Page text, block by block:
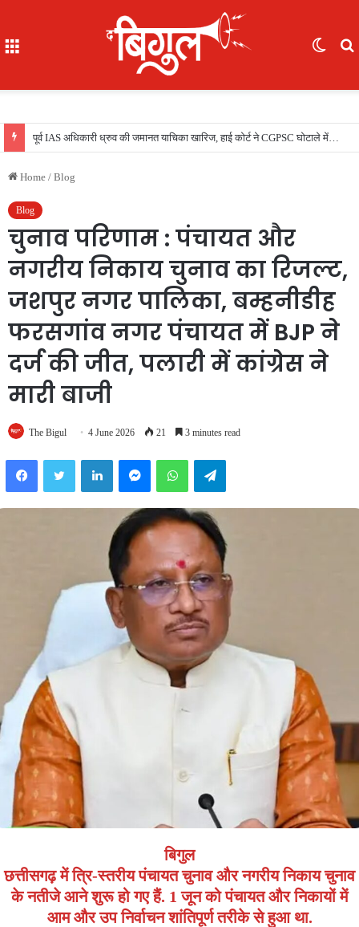
भूखे-प्यासे बच्चों का रेस्क्यू, 16 में से 7 नाबालिग, काम दिलाने के नाम पर ले गए रायपुर, फिर भेजा दुर्ग
Home / Blog
Blog
चुनाव परिणाम : पंचायत और
नगरीय निकाय चुनाव का रिजल्ट,
जशपुर नगर पालिका, बम्हनीडीह
फरसगांव नगर पंचायत में BJP ने
दर्ज की जीत, पलारी में कांग्रेस ने
मारी बाजी
The Bigul 4 June 2026 21 3 minutes read
FacebookTwitter LinkedInMessengerWhatsAppTelegram
बिगुल
छत्तीसगढ़ में त्रि-स्तरीय पंचायत चुनाव और नगरीय निकाय चुनाव
के नतीजे आने शुरू हो गए हैं. 1 जून को पंचायत और निकायों में
आम और उप निर्वाचन शांतिपूर्ण तरीके से हुआ था.